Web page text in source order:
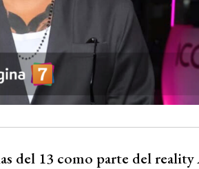
del 13 como parte del reality